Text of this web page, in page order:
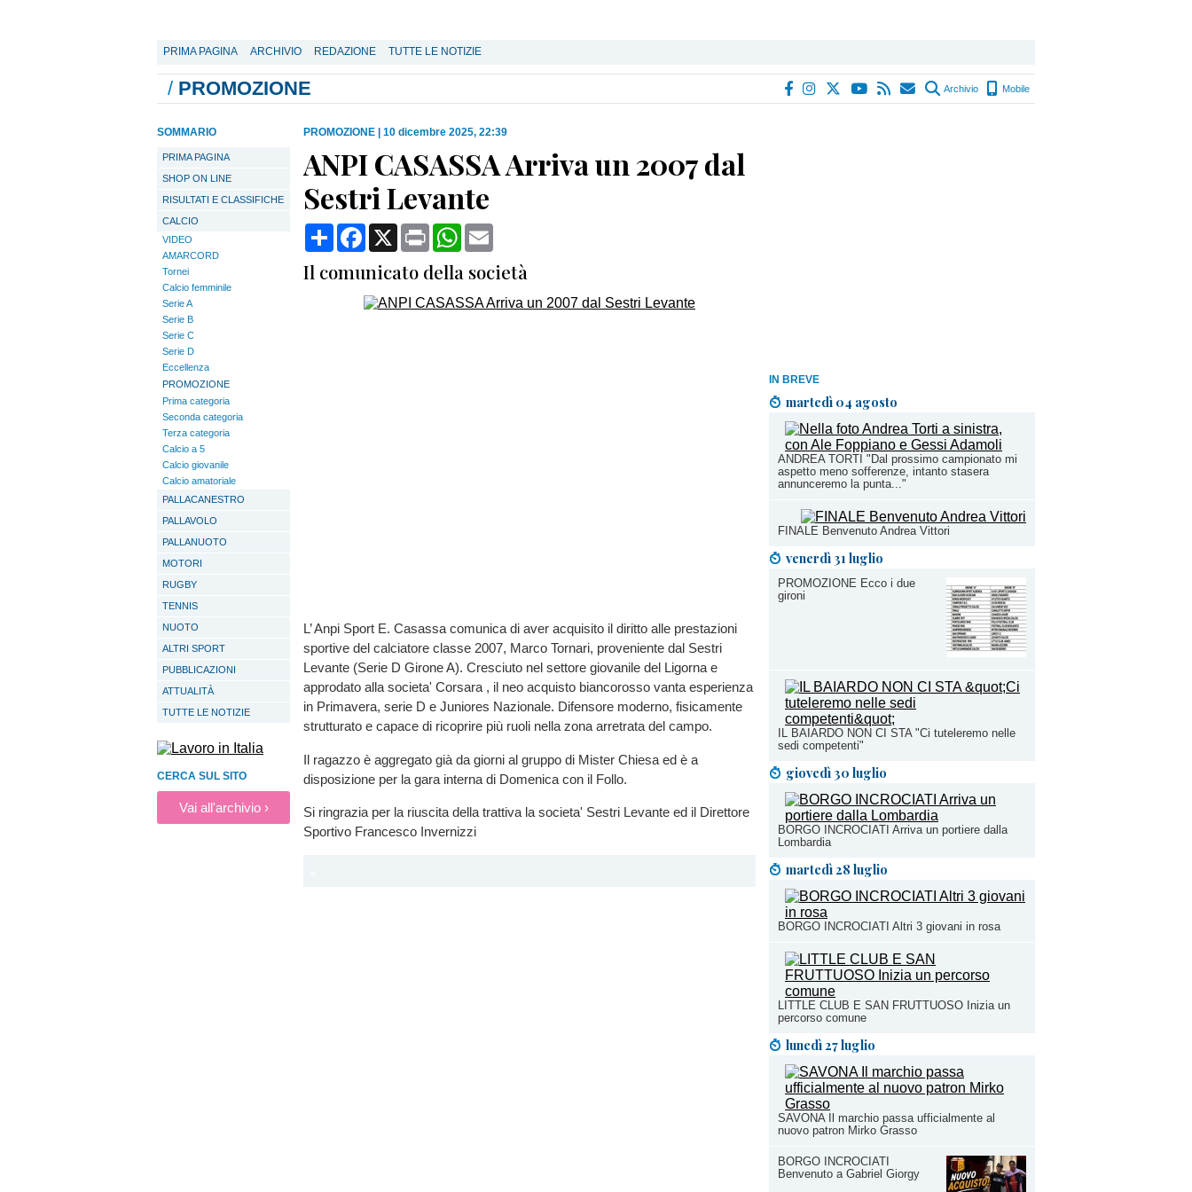
PRIMA PAGINA ARCHIVIO REDAZIONE TUTTE LE NOTIZIE
/ PROMOZIONE Archivio Mobile
IN BREVE
martedì 04 agosto
ANDREA TORTI "Dal prossimo campionato mi
aspetto meno sofferenze, intanto stasera
annunceremo la punta..."
FINALE Benvenuto Andrea Vittori
venerdì 31 luglio
PROMOZIONE Ecco i due
gironi
IL BAIARDO NON CI STA "Ci tuteleremo nelle
sedi competenti"
giovedì 30 luglio
BORGO INCROCIATI Arriva un portiere dalla
Lombardia
martedì 28 luglio
BORGO INCROCIATI Altri 3 giovani in rosa
LITTLE CLUB E SAN FRUTTUOSO Inizia un
percorso comune
lunedì 27 luglio
SAVONA Il marchio passa ufficialmente al
nuovo patron Mirko Grasso
BORGO INCROCIATI
Benvenuto a Gabriel Giorgy
SOMMARIO
PRIMA PAGINA
SHOP ON LINE
RISULTATI E CLASSIFICHE
CALCIO
VIDEO
AMARCORD
Tornei
Calcio femminile
Serie A
Serie B
Serie C
Serie D
Eccellenza
PROMOZIONE
Prima categoria
Seconda categoria
Terza categoria
Calcio a 5
Calcio giovanile
Calcio amatoriale
PALLACANESTRO
PALLAVOLO
PALLANUOTO
MOTORI
RUGBY
TENNIS
NUOTO
ALTRI SPORT
PUBBLICAZIONI
ATTUALITÀ
TUTTE LE NOTIZIE
CERCA SUL SITO
Vai all'archivio ›
PROMOZIONE 10 dicembre 2025, 22:39
ANPI CASASSA Arriva un 2007 dal
Sestri Levante
CondividiFacebook
X Print WhatsApp
Il comunicato della società
L’ Anpi Sport E. Casassa comunica di aver acquisito il diritto alle prestazioni
sportive del calciatore classe 2007, Marco Tornari, proveniente dal Sestri
Levante (Serie D Girone A). Cresciuto nel settore giovanile del Ligorna e
approdato alla societa' Corsara , il neo acquisto biancorosso vanta esperienza
in Primavera, serie D e Juniores Nazionale. Difensore moderno, fisicamente
strutturato e capace di ricoprire più ruoli nella zona arretrata del campo.
Il ragazzo è aggregato già da giorni al gruppo di Mister Chiesa ed è a
disposizione per la gara interna di Domenica con il Follo.
Si ringrazia per la riuscita della trattiva la societa' Sestri Levante ed il Direttore
Sportivo Francesco Invernizzi